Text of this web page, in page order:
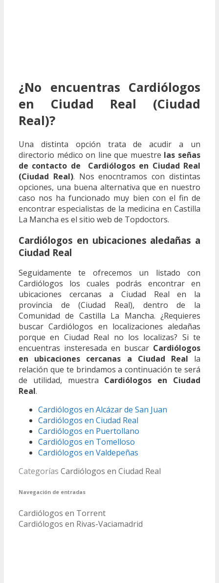
¿No encuentras Cardiólogos
en Ciudad Real (Ciudad
Real)?
Una distinta opción trata de acudir a un
directorio médico on line que muestre las señas
de contacto de Cardiólogos en Ciudad Real
(Ciudad Real). Nos enocntramos con distintas
opciones, una buena alternativa que en nuestro
caso nos ha funcionado muy bien con el fin de
encontrar especialistas de la medicina en Castilla
La Mancha es el sitio web de Topdoctors.
Cardiólogos en ubicaciones aledañas a
Ciudad Real
Seguidamente te ofrecemos un listado con
Cardiólogos los cuales podrás encontrar en
ubicaciones cercanas a Ciudad Real en la
provincia de (Ciudad Real), dentro de la
Comunidad de Castilla La Mancha. ¿Requieres
buscar Cardiólogos en localizaciones aledañas
porque en Ciudad Real no los localizas? Si te
encuentras insteresada en buscar Cardiólogos
en ubicaciones cercanas a Ciudad Real la
relación que te brindamos a continuación te será
de utilidad, muestra Cardiólogos en Ciudad
Real.
Cardiólogos en Alcázar de San Juan
Cardiólogos en Ciudad Real
Cardiólogos en Puertollano
Cardiólogos en Tomelloso
Cardiólogos en Valdepeñas
Categorías Cardiólogos en Ciudad Real
Navegación de entradas
Cardiólogos en Torrent
Cardiólogos en Rivas-Vaciamadrid